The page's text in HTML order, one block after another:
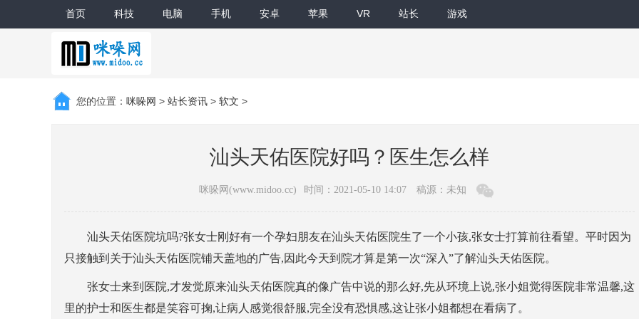
首页 科技 电脑 手机 安卓 苹果 VR 站长 游戏
您的位置： 咪哚网 > 站长资讯 > 软文 >
汕头天佑医院好吗？医生怎么样
咪哚网(www.midoo.cc) 时间：2021-05-10 14:07 稿源：未知
汕头天佑医院坑吗?张女士刚好有一个孕妇朋友在汕头天佑医院生了一个小孩,张女士打算前往看望。平时因为
只接触到关于汕头天佑医院铺天盖地的广告,因此今天到院才算是第一次“深入”了解汕头天佑医院。
张女士来到医院,才发觉原来汕头天佑医院真的像广告中说的那么好,先从环境上说,张小姐觉得医院非常温馨,这
里的护士和医生都是笑容可掬,让病人感觉很舒服,完全没有恐惧感,这让张小姐都想在看病了。